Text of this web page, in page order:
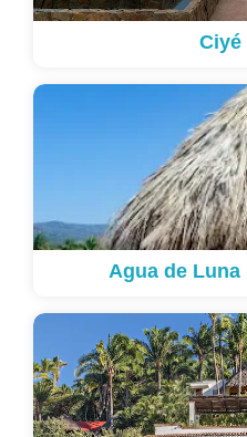
Ciyé
Agua de Luna